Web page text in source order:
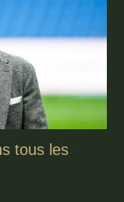
tous les